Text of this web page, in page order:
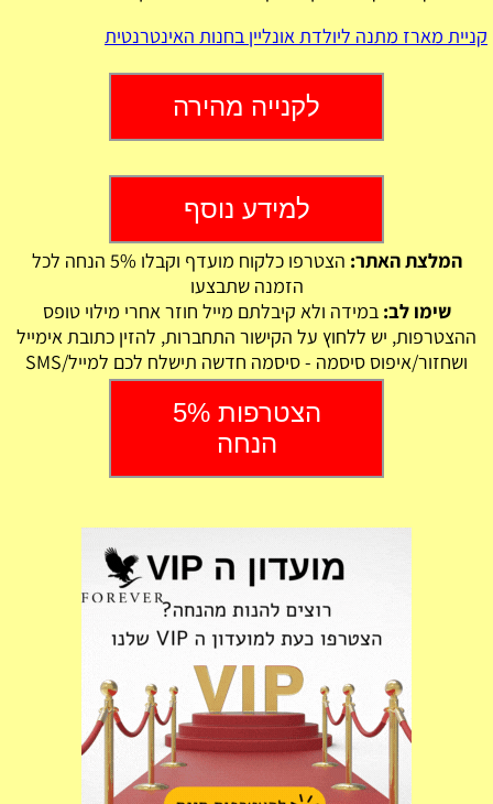
קניית מארז מתנה ליולדת אונליין בחנות האינטרנטית
לקנייה מהירה
למידע נוסף
המלצת האתר:
הצטרפו כלקוח מועדף וקבלו 5% הנחה לכל
הזמנה שתבצעו
שימו לב: במידה ולא קיבלתם מייל חוזר אחרי מילוי טופס
ההצטרפות, יש ללחוץ על הקישור התחברות, להזין כתובת אימייל
ושחזור/איפוס סיסמה - סיסמה חדשה תישלח לכם למייל/SMS
הצטרפות 5%
הנחה